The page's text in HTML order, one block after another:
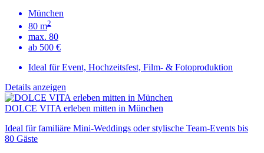
München
80 m2
max. 80
ab 500 €
Ideal für Event, Hochzeitsfest, Film- & Fotoproduktion
Details anzeigen
DOLCE VITA erleben mitten in München
Ideal für familiäre Mini-Weddings oder stylische Team-Events bis
80 Gäste